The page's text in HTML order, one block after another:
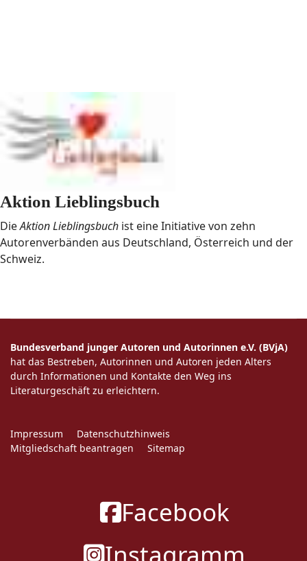
Aktion Lieblingsbuch
DieAktion Lieblingsbuch ist eine Initiative von zehn
Autorenverbänden aus Deutschland, Österreich und der
Schweiz.
Bundesverband junger Autoren und Autorinnen e.V. (BVjA)
hat das Bestreben, Autorinnen und Autoren jeden Alters
durch Informationen und Kontakte den Weg ins
Literaturgeschäft zu erleichtern.
Impressum
Datenschutzhinweis
Mitgliedschaft beantragen
Sitemap
Facebook
Instagramm